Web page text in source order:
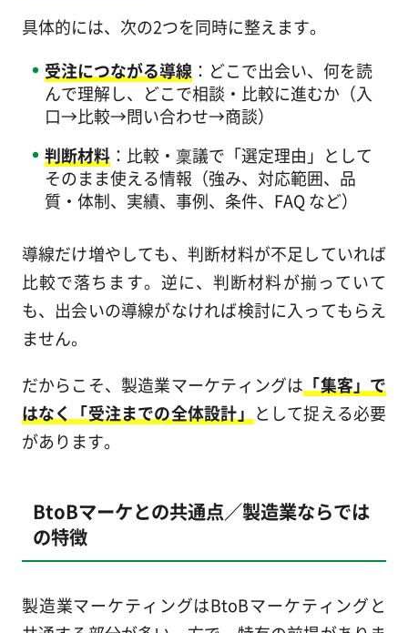
具体的には、次の2つを同時に整えます。
受注につながる導線 ：どこで出会い、何を読
んで理解し、どこで相談・比較に進むか（入
口→比較→問い合わせ→商談）
判断材料：比較・稟議で「選定理由」として
そのまま使える情報（強み、対応範囲、品
質・体制、実績、事例、条件、FAQ など）
導線だけ増やしても、判断材料が不足していれば
比較で落ちます。逆に、判断材料が揃っていて
も、出会いの導線がなければ検討に入ってもらえ
ません。
だからこそ、製造業マーケティングは 「集客」で
はなく「受注までの全体設計」 として捉える必要
があります。
BtoBマーケとの共通点／製造業ならでは
の特徴
製造業マーケティングはBtoBマーケティングと